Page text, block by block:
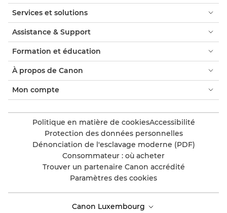
Services et solutions
Assistance & Support
Formation et éducation
À propos de Canon
Mon compte
Politique en matière de cookiesAccessibilité
Protection des données personnelles
Dénonciation de l'esclavage moderne (PDF)
Consommateur : où acheter
Trouver un partenaire Canon accrédité
Paramètres des cookies
Canon Luxembourg